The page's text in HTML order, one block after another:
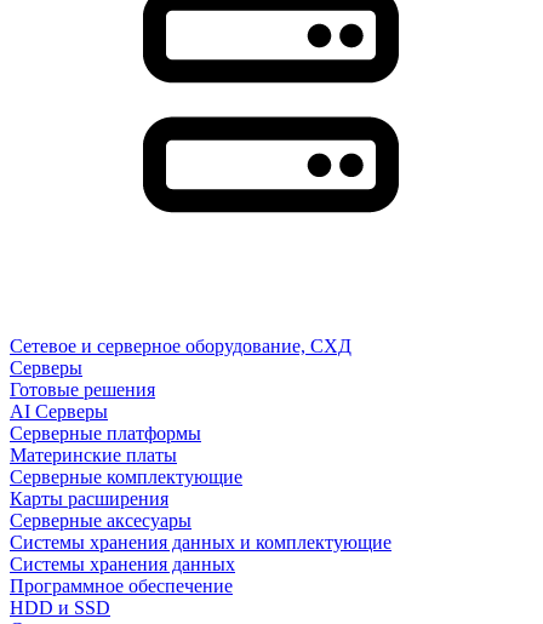
Сетевое и серверное оборудование, СХД
Cерверы
Готовые решения
AI Серверы
Серверные платформы
Материнские платы
Серверные комплектующие
Карты расширения
Серверные аксесуары
Системы хранения данных и комплектующие
Системы хранения данных
Программное обеспечение
HDD и SSD